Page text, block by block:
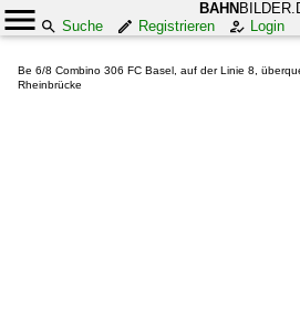
BAHN
Suche
Registrieren Login
Be 6/8 Combino 306 FC Basel, auf der Linie 8,
Rheinbrücke